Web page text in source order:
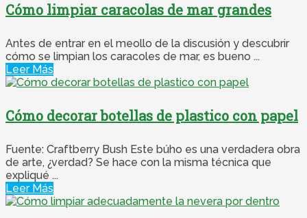
Cómo limpiar caracolas de mar grandes
Antes de entrar en el meollo de la discusión y descubrir
cómo se limpian los caracoles de mar, es bueno ...
Leer Más
Cómo decorar botellas de plastico con papel
Fuente: Craftberry Bush Este búho es una verdadera obra
de arte, ¿verdad? Se hace con la misma técnica que
expliqué ...
Leer Más